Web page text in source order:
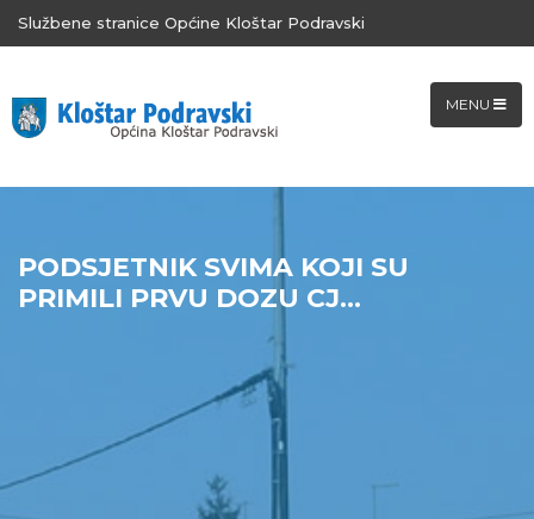
Službene stranice Općine Kloštar Podravski
MENU
PODSJETNIK SVIMA KOJI SU
PRIMILI PRVU DOZU CJ...